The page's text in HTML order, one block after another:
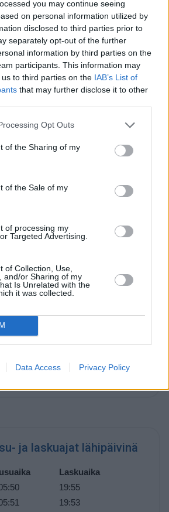
you may continue seeing
on personal information utilized by
disclosed to third parties prior to
separately opt-out of the further
information by third parties on the
participants. This information may
to third parties on the IAB’s List of
that may further disclose it to other
Opt Outs
of the Sharing of my
of the Sale of my
of processing my
Targeted Advertising.
of Collection, Use,
and/or Sharing of my
Is Unrelated with the
it was collected.
Data Access Privacy Policy
Massachusettsissa tulee
hämärää vielä31 minuuttia
ja aamu alkaa sarastaa saman
Auringon laskettua
on sitä lyhyempi, mitä lähempänä
siirrytään kesäaikaan
talviaikaan palataan
on tähän aikaan
8 minuuttia. Päivät lyhenevät
eteenpäin päivät alkavat pidetä,
ja laskuajat lähipäivinä
Laskuaika
19:55
19:53